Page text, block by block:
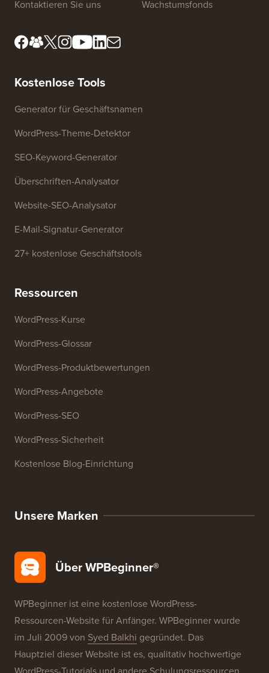
Redaktionsstandards
Lernen Sie unser
Redaktionsboard kennen
Presse & Marken-Assets
Nutzungsbedingungen
Kostenlose Tools
Generator für Geschäftsnamen
WordPress-Theme-Detektor
SEO-Keyword-Generator
Website-SEO-Analysator
E-Mail-Signatur-Generator
27+ kostenlose Geschäftstools
Ressourcen
WordPress-Kurse
WordPress-Glossar
WordPress-Produktbewertungen
WordPress-SEO
Kostenlose Blog-Einrichtung
Unsere Marken
Über WPBeginner®